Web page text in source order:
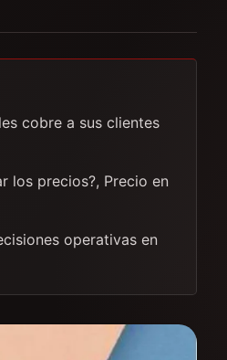
cobre a sus clientes
los precios?, Precio en
operativas en